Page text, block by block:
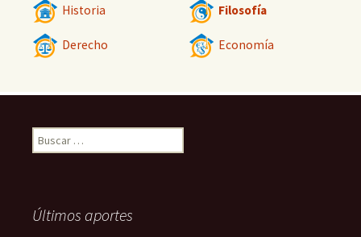
Historia Filosofía
Derecho Economía
Buscar:
Últimos aportes